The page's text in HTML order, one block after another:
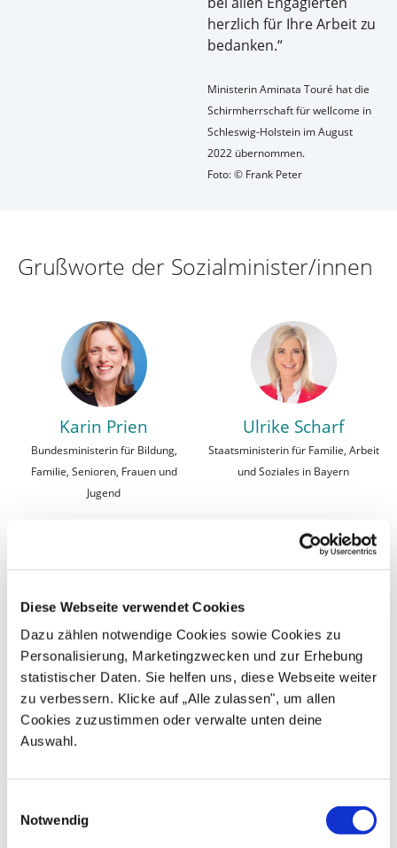
Diese Webseite verwendet Cookies
Dazu zählen notwendige Cookies sowie Cookies zu
Personalisierung, Marketingzwecken und zur Erhebung
statistischer Daten. Sie helfen uns, diese Webseite weiter
zu verbessern. Klicke auf „Alle zulassen", um allen
Cookies zuzustimmen oder verwalte unten deine
Auswahl.
Notwendig
herzlich für Ihre Arbeit zu
bedanken.“
Ministerin Aminata Touré hat die
Schirmherrschaft für wellcome in
Schleswig-Holstein im August
2022 übernommen.
Foto: © Frank Peter
Grußworte der Sozialminister/innen
Karin Prien
Bundesministerin für Bildung,
Familie, Senioren, Frauen und
Jugend
Ulrike Scharf
Staatsministerin für Familie, Arbeit
und Soziales in Bayern
Katharina Günther-
Wünsch
Senatorin für Bildung, Jugend und
Familie in Berlin
Dr. Claudia Schilling
Senatorin für Arbeit, Soziales,
Jugend und Integration in Bremen
Diana Stolz